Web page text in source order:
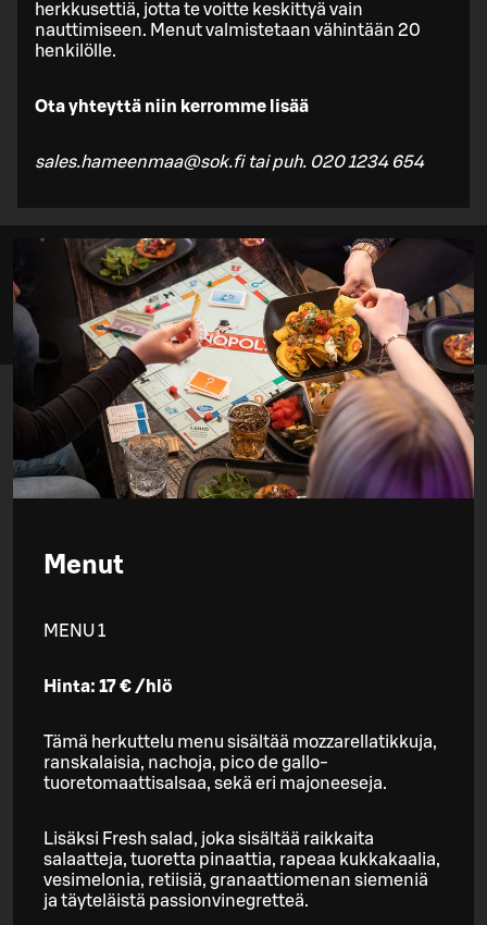
herkkusettiä, jotta te voitte keskittyä vain
nauttimiseen. Menut valmistetaan vähintään 20
henkilölle.
Ota yhteyttä niin kerromme lisää
sales.hameenmaa@sok.fi tai puh. 020 1234 654
Menut
MENU 1
Hinta: 17 € /hlö
Tämä herkuttelu menu sisältää mozzarellatikkuja,
ranskalaisia, nachoja, pico de gallo-
tuoretomaattisalsaa, sekä eri majoneeseja.
Lisäksi Fresh salad, joka sisältää raikkaita
salaatteja, tuoretta pinaattia, rapeaa kukkakaalia,
vesimelonia, retiisiä, granaattiomenan siemeniä
ja täyteläistä passionvinegretteä.